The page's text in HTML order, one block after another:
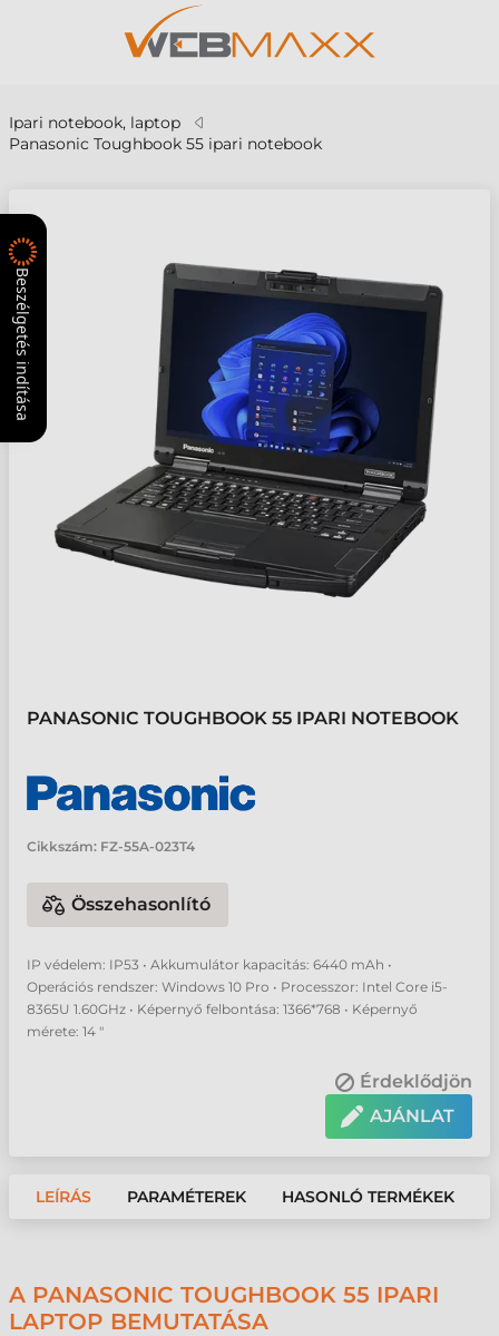
Ipari notebook, laptop
Panasonic Toughbook 55 ipari notebook
PANASONIC TOUGHBOOK 55 IPARI NOTEBOOK
Cikkszám: FZ-55A-023T4
Összehasonlító
IP védelem: IP53 • Akkumulátor kapacitás: 6440 mAh •
Operációs rendszer: Windows 10 Pro • Processzor: Intel Core i5-
8365U 1.60GHz • Képernyő felbontása: 1366*768 • Képernyő
mérete: 14 "
Érdeklődjön
AJÁNLAT
LEÍRÁS PARAMÉTEREK HASONLÓ TERMÉKEK
A PANASONIC TOUGHBOOK 55 IPARI
LAPTOP BEMUTATÁSA
Beszélgetés indítása